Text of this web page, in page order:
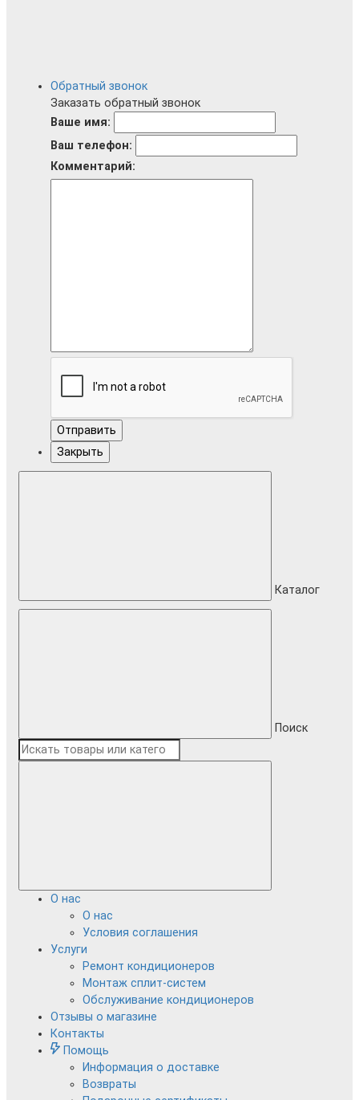
Обратный звонок
Заказать обратный звонок
Ваше имя:
Ваш телефон:
Комментарий:
Отправить
Закрыть
Каталог
Поиск
О нас
О нас
Условия соглашения
Услуги
Ремонт кондиционеров
Монтаж сплит-систем
Обслуживание кондиционеров
Отзывы о магазине
Контакты
Помощь
Информация о доставке
Возвраты